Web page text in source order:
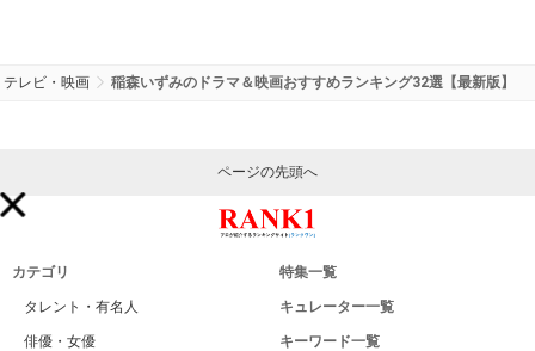
テレビ・映画 稲森いずみのドラマ＆映画おすすめランキング32選【最新版】
ページの先頭へ
カテゴリ
タレント・有名人
俳優・女優
特集一覧
キュレーター一覧
キーワード一覧